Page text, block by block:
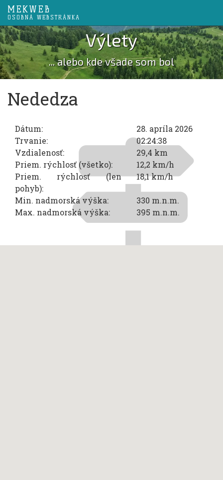
MEKWEB
OSOBNÁ WEBSTRÁNKA
Výlety
... alebo kde všade som bol
Nededza
Dátum:
28. apríla 2026
Trvanie:
02:24:38
Vzdialenosť:
29,4 km
Priem. rýchlosť (všetko):
12,2 km/h
Priem. rýchlosť (len
pohyb):
18,1 km/h
Min. nadmorská výška:
330 m.n.m.
Max. nadmorská výška:
395 m.n.m.